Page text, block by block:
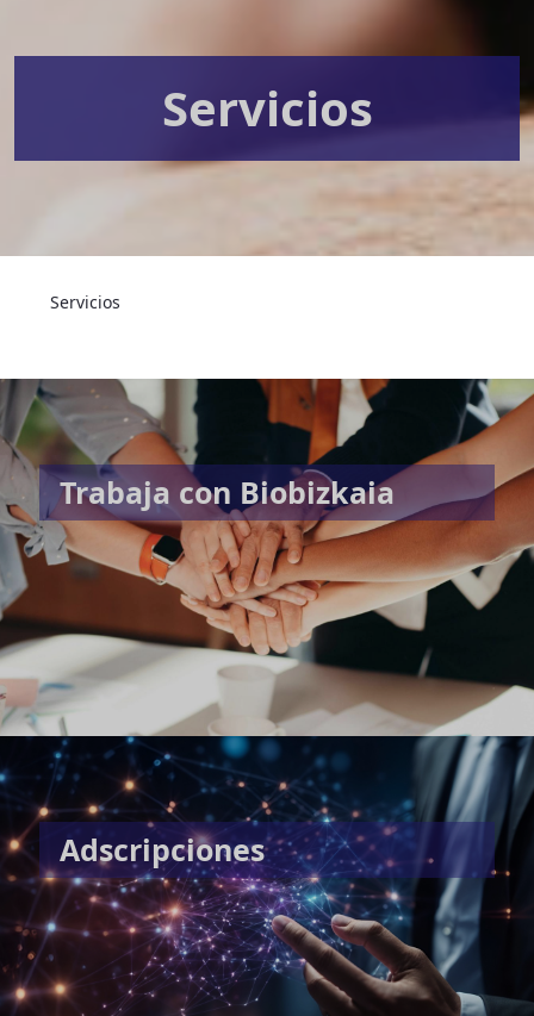
Servicios
Servicios
Trabaja con Biobizkaia
Adscripciones